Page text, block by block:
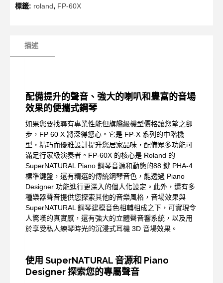
標籤: roland, FP-60X
描述
配備提升的聲音、強大的喇叭和豐富的音場
效果的便攜式鋼琴
如果您要找尋有專業性能但旗艦級機型價格讓您望之卻
步，FP 60 X 將深得您心。它是 FP-X 系列的中階機
型，精巧而優雅設計提升您居家品味，配備眾多功能可
滿足行家級演奏者。FP-60X 的核心是 Roland 的
SuperNATURAL Piano 鋼琴音源和動態的88 鍵 PHA-4
標準鍵盤，還有精選的傳統鋼琴音色，能透過 Piano
Designer 功能進行更深入的個人化設定。此外，還有多
種樂器聲音提供您探索其他的音樂風格，音場效果與
SuperNATURAL 鋼琴建模音色相輔相成之下，可實現令
人驚嘆的真實感，還有強大的立體聲音響系統，以及用
於享受私人練琴時光的沉浸式耳機 3D 音場效果。
使用 SuperNATURAL 音源和 Piano
Designer 探索您的專屬聲音